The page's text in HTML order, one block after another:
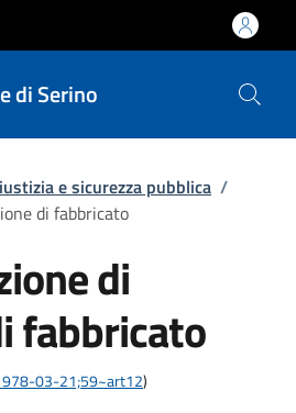
di Serino
e sicurezza pubblica /
di fabbricato
di
fabbricato
03-21;59~art12)